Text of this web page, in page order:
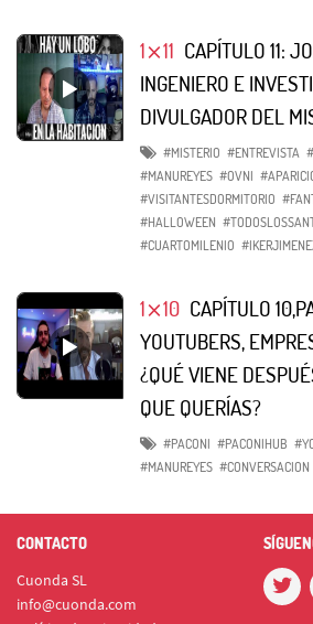
1⨯11 CAPÍTULO 11:
INGENIERO E
DIVULGADOR DEL
#MISTERIO #ENTREVISTA
#MANUREYES #OVNI
#VISITANTESDORMITORIO
#HALLOWEEN
#CUARTOMILENIO
1⨯10 CAPÍTULO
YOUTUBERS,
¿QUÉ VIENE
QUE QUERÍAS?
#PACONI #PACONIHUB
#MANUREYES #CONVERSACION
CONTACTO
Cuonda SL
info@cuonda.com